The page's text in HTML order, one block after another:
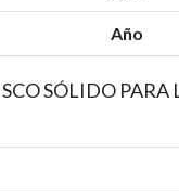
Año
SÓLIDO PARA